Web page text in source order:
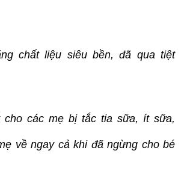
chất liệu siêu bền, đã qua tiệt
cho các mẹ bị tắc tia sữa, ít sữa,
về ngay cả khi đã ngừng cho bé